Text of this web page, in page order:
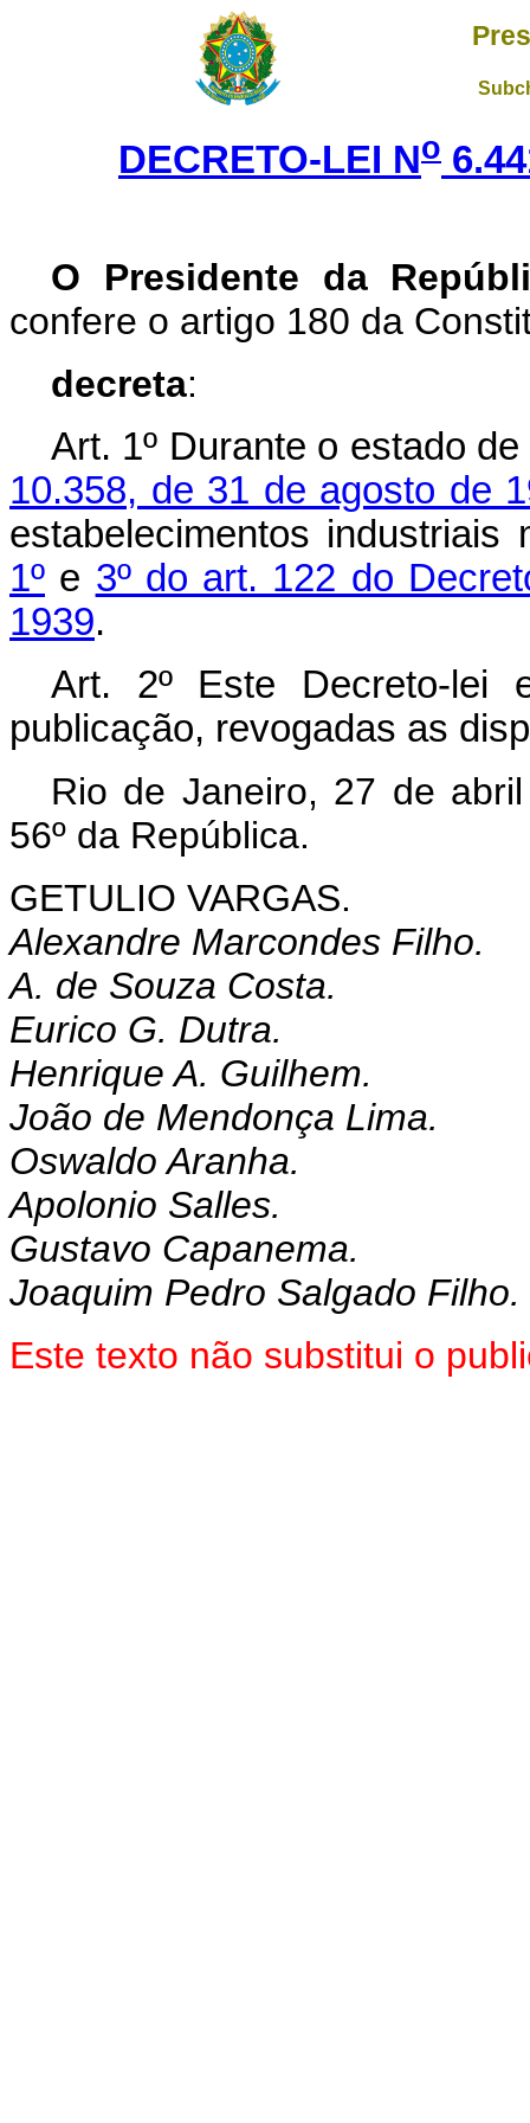
DECRETO-LEI No
O Presidente da
confere o artigo 180 da
decreta:
Art. 1º Durante o estado
10.358, de 31 de agosto de
estabelecimentos
1º e 3º do art. 122 do
1939.
Art. 2º Este Decreto-lei
publicação, revogadas as
Rio de Janeiro, 27 de
56º da República.
GETULIO VARGAS.
Alexandre Marcondes Filho.
A. de Souza Costa.
Eurico G. Dutra.
Henrique A. Guilhem.
João de Mendonça Lima.
Oswaldo Aranha.
Apolonio Salles.
Gustavo Capanema.
Joaquim Pedro Salgado Filho.
Este texto não substitui o